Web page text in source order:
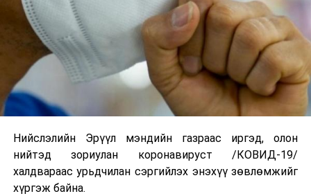
Нийслэлийн Эрүүл мэндийн газраас иргэд, олон
нийтэд зориулан коронавируст /КОВИД-19/
халдвараас урьдчилан сэргийлэх энэхүү зөвлөмжийг
хүргэж байна.